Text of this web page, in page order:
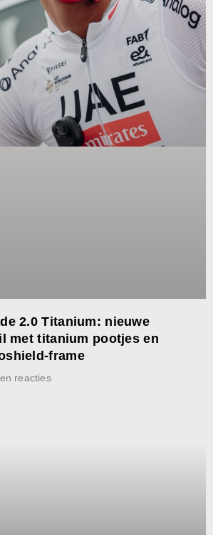
2.0 Titanium: nieuwe
met titanium pootjes en
frame
reacties